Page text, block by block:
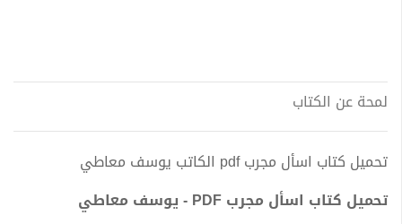
لمحة عن الكتاب
تحميل كتاب اسأل مجرب pdf الكاتب يوسف معاطي
تحميل كتاب اسأل مجرب PDF - يوسف معاطي